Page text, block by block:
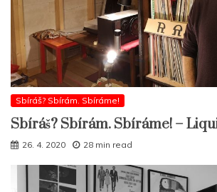
Sbíráš? Sbírám. Sbíráme!
Sbíráš? Sbírám. Sbíráme! –
26. 4. 2020 28 min read